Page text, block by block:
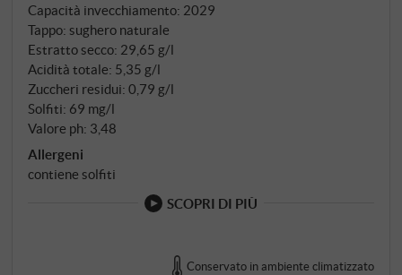
Capacità invecchiamento: 2029
Tappo: sughero naturale
Estratto secco: 29,65 g/l
Acidità totale: 5,35 g/l
Zuccheri residui: 0,79 g/l
Solfiti: 69 mg/l
Valore ph: 3,48
Allergeni
contiene solfiti
SCOPRI DI PIÙ
Conservato in ambiente climatizzato